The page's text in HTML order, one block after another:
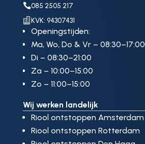
085 2505 217
 KVK: 94307431
Openingstijden:
Ma, Wo, Do & Vr – 08:30–17:00
Di – 08:30–21:00
Za – 10:00–15:00
Zo – 11:00–15:00
Wij werken landelijk
Riool ontstoppen Amsterdam
Riool ontstoppen Rotterdam